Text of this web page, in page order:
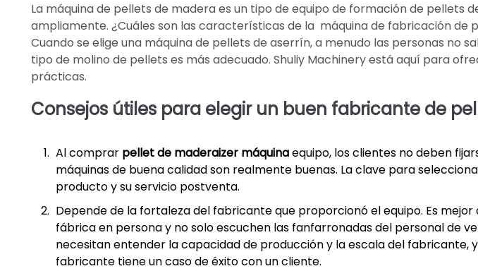
La máquina de pellets de madera es un tipo de equipo de formación de pellets
ampliamente. ¿Cuáles son las características de la máquina de fabricación de
Cuando se elige una máquina de pellets de aserrín, a menudo las personas no
tipo de molino de pellets es más adecuado. Shuliy Machinery está aquí para
prácticas.
Consejos útiles para elegir un buen fabricante de
Al comprar pellet de maderaizer máquinaequipo, los clientes no deben
máquinas de buena calidad son realmente buenas. La clave para
producto y su servicio postventa.
Depende de la fortaleza del fabricante que proporcionó el equipo. Es mejor
fábrica en persona y no solo escuchen las fanfarronadas del personal de
necesitan entender la capacidad de producción y la escala del fabricante,
fabricante tiene un caso de éxito con un cliente.